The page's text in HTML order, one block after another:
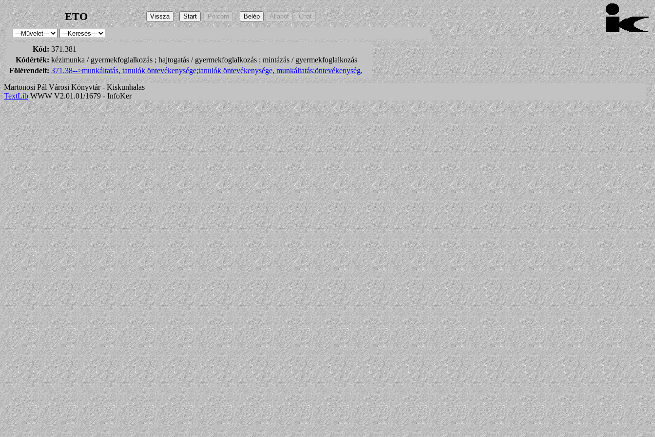
ETO
Kód: 371.381
Kódérték: kézimunka / gyermekfoglalkozás ; hajtogatás / gyermekfoglalkozás ; mintázás / gyermekfoglalkozás
Fölérendelt: 371.38-->munkáltatás, tanulók öntevékenysége;tanulók öntevékenysége, munkáltatás;öntevékenység,
Martonosi Pál Városi Könyvtár - Kiskunhalas
TextLib WWW V2.01.01/1679 - InfoKer